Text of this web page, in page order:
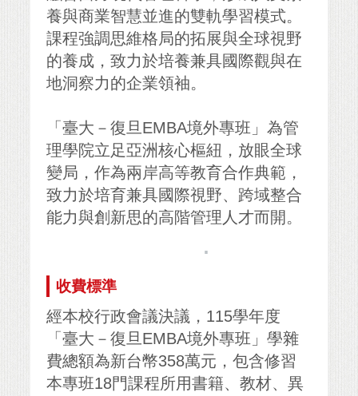
養與商業智慧並進的雙軌學習模式。
課程強調思維格局的拓展與全球視野
的養成，致力於培養兼具國際觀與在
地洞察力的企業領袖。
「臺大－復旦EMBA境外專班」為管
理學院立足亞洲核心樞紐，放眼全球
變局，作為兩岸高等教育合作典範，
致力於培育兼具國際視野、跨域整合
能力與創新思的高階管理人才而開。
.
收費標準
經本校行政會議決議，115學年度
「臺大－復旦EMBA境外專班」學雜
費總額為新台幣358萬元，包含修習
本專班18門課程所用書籍、教材、異